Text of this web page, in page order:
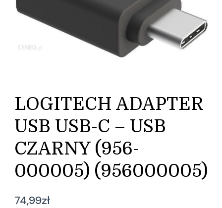
LOGITECH ADAPTER
USB USB-C – USB
CZARNY (956-
000005) (956000005)
74,99zł